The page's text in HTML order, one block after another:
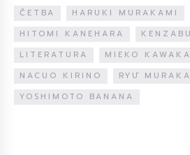
ČETBA
HARUKI MURAKAMI
HITOMI KANEHARA
LITERATURA
MIEKO
NACUO KIRINO
RYŪ
YOSHIMOTO BANANA